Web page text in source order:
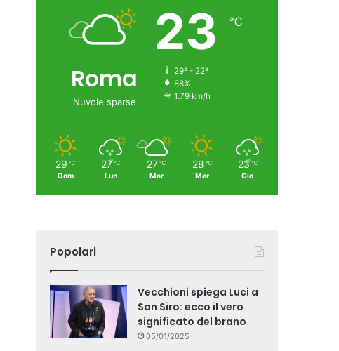
Roma
Nuvole sparse
23 ℃
29º - 22º
88%
1.79 km/h
29 ℃
Dom
27 ℃
Lun
27 ℃
Mar
28 ℃
Mer
23 ℃
Gio
Popolari
Vecchioni spiega Luci a
San Siro: ecco il vero
significato del brano
05/01/2025